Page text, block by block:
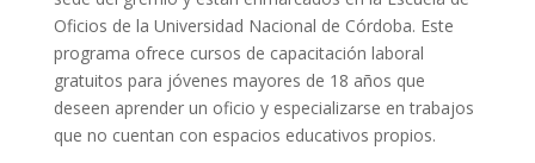
Oficios de la Universidad Nacional de Córdoba. Este
programa ofrece cursos de capacitación laboral
gratuitos para jóvenes mayores de 18 años que
deseen aprender un oficio y especializarse en trabajos
que no cuentan con espacios educativos propios.